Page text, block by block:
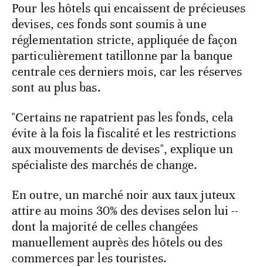
Pour les hôtels qui encaissent de précieuses
devises, ces fonds sont soumis à une
réglementation stricte, appliquée de façon
particulièrement tatillonne par la banque
centrale ces derniers mois, car les réserves
sont au plus bas.
"Certains ne rapatrient pas les fonds, cela
évite à la fois la fiscalité et les restrictions
aux mouvements de devises", explique un
spécialiste des marchés de change.
En outre, un marché noir aux taux juteux
attire au moins 30% des devises selon lui --
dont la majorité de celles changées
manuellement auprès des hôtels ou des
commerces par les touristes.